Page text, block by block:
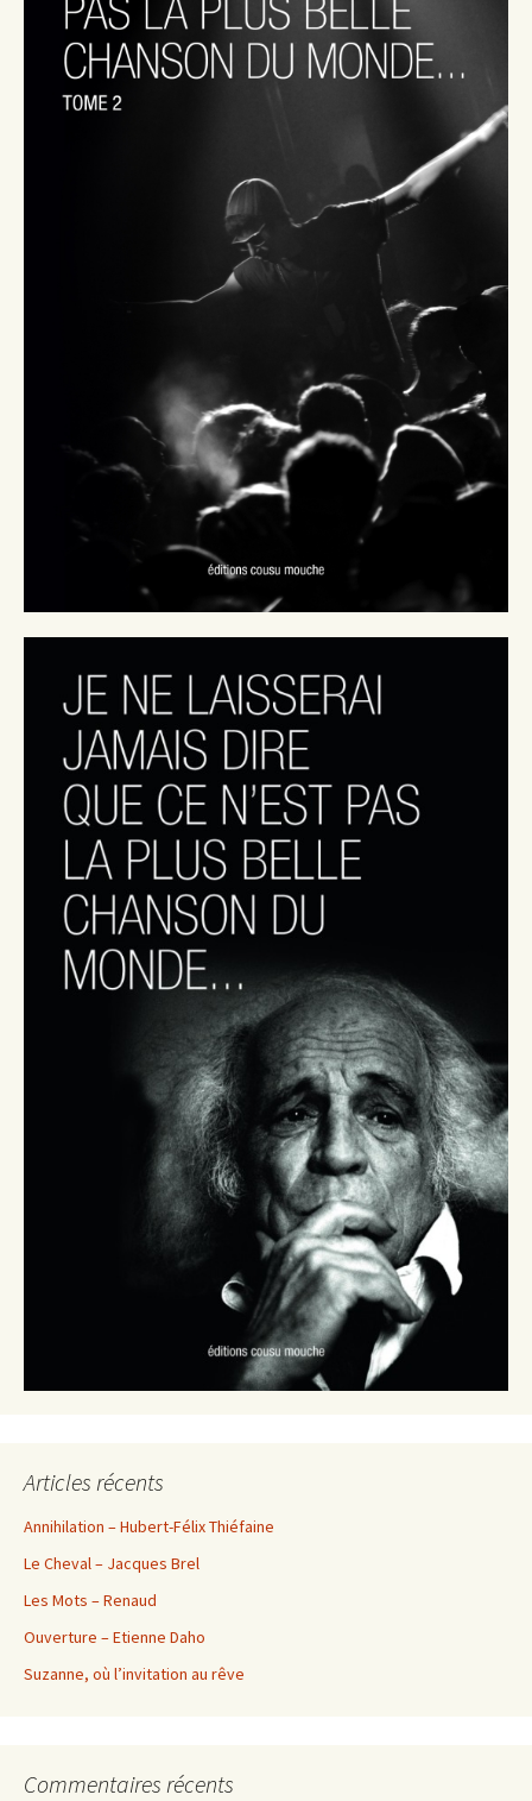
Articles récents
Annihilation – Hubert-Félix Thiéfaine
Le Cheval – Jacques Brel
Les Mots – Renaud
Ouverture – Etienne Daho
Suzanne, où l’invitation au rêve
Commentaires récents